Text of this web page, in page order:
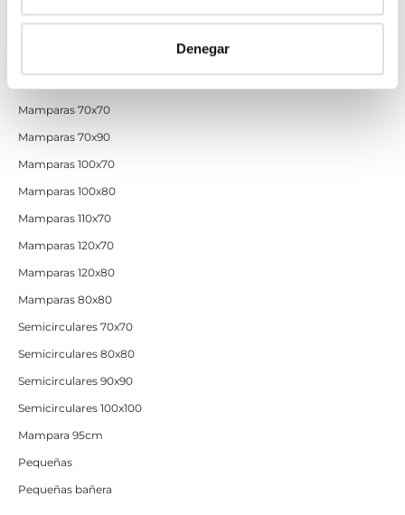
Denegar
Mamparas 70x70
Mamparas 70x90
Mamparas 100x70
Mamparas 100x80
Mamparas 110x70
Mamparas 120x70
Mamparas 120x80
Mamparas 80x80
Semicirculares 70x70
Semicirculares 80x80
Semicirculares 90x90
Semicirculares 100x100
Mampara 95cm
Pequeñas
Pequeñas bañera